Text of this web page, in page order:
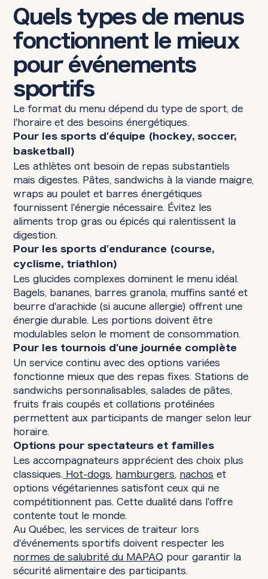
Quels types de menus
fonctionnent le mieux
pour événements
sportifs
Le format du menu dépend du type de sport, de
l'horaire et des besoins énergétiques.
Pour les sports d'équipe (hockey, soccer,
basketball)
Les athlètes ont besoin de repas substantiels
mais digestes. Pâtes, sandwichs à la viande maigre,
wraps au poulet et barres énergétiques
fournissent l'énergie nécessaire. Évitez les
aliments trop gras ou épicés qui ralentissent la
digestion.
Pour les sports d'endurance (course,
cyclisme, triathlon)
Les glucides complexes dominent le menu idéal.
Bagels, bananes, barres granola, muffins santé et
beurre d'arachide (si aucune allergie) offrent une
énergie durable. Les portions doivent être
modulables selon le moment de consommation.
Pour les tournois d'une journée complète
Un service continu avec des options variées
fonctionne mieux que des repas fixes. Stations de
sandwichs personnalisables, salades de pâtes,
fruits frais coupés et collations protéinées
permettent aux participants de manger selon leur
horaire.
Options pour spectateurs et familles
Les accompagnateurs apprécient des choix plus
classiques. Hot-dogs, hamburgers, nachos et
options végétariennes satisfont ceux qui ne
compétitionnent pas. Cette dualité dans l'offre
contente tout le monde.
Au Québec, les services de traiteur lors
d'événements sportifs doivent respecter les
normes de salubrité du MAPAQ pour garantir la
sécurité alimentaire des participants.